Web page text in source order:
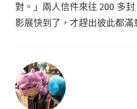
對。」兩人信件來往 200 多
影展快到了，才趕出彼此都滿